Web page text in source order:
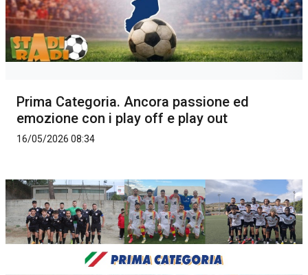
Prima Categoria. Ancora passione ed
emozione con i play off e play out
16/05/2026 08:34